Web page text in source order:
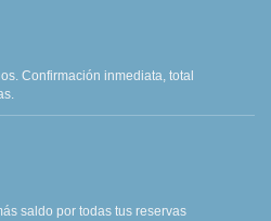
Confirmación inmediata, total
saldo por todas tus reservas